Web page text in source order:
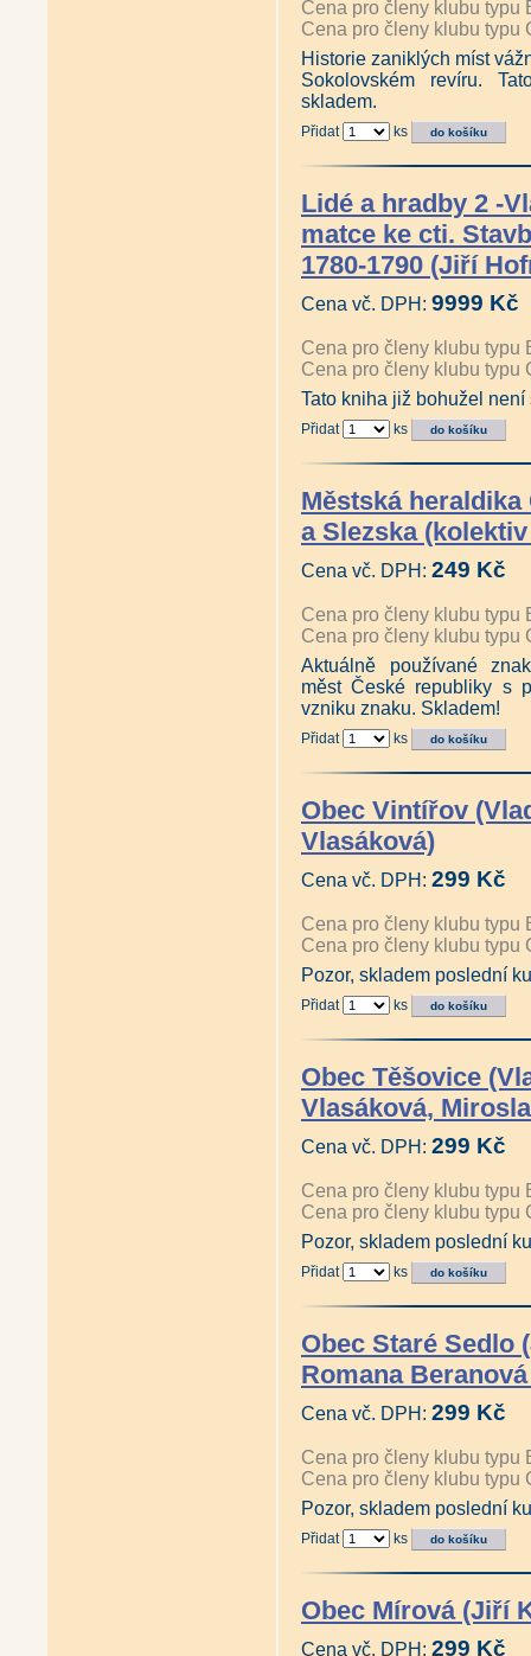
Cena pro členy klubu typu
Cena pro členy klubu typu
Historie zaniklých míst
Sokolovském revíru.
skladem.
Přidat ks
Lidé a hradby 2 -
matce ke cti.
1780-1790 (Jiří
Cena vč. DPH: 9999 Kč
Cena pro členy klubu typu
Cena pro členy klubu typu
Tato kniha již bohužel není
Přidat ks
Městská heraldika
a Slezska
Cena vč. DPH: 249 Kč
Cena pro členy klubu typu
Cena pro členy klubu typu
Aktuálně používané
měst České republiky s
vzniku znaku. Skladem!
Přidat ks
Obec Vintířov
Vlasáková)
Cena vč. DPH: 299 Kč
Cena pro členy klubu typu
Cena pro členy klubu typu
Pozor, skladem poslední
Přidat ks
Obec Těšovice
Vlasáková,
Cena vč. DPH: 299 Kč
Cena pro členy klubu typu
Cena pro členy klubu typu
Pozor, skladem poslední
Přidat ks
Obec Staré Sedlo
Romana
Cena vč. DPH: 299 Kč
Cena pro členy klubu typu
Cena pro členy klubu typu
Pozor, skladem poslední
Přidat ks
Obec Mírová (Jiří
Cena vč. DPH: 299 Kč